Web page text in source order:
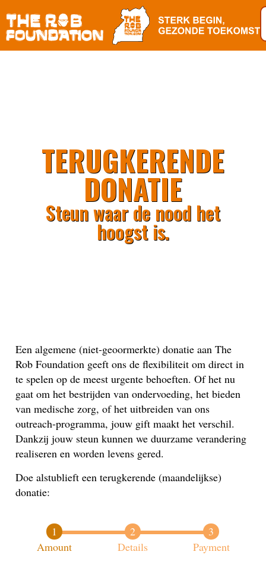
TERUGKERENDE
DONATIE
Steun waar de nood het
hoogst is.
Een algemene (niet-geoormerkte) donatie aan The
Rob Foundation geeft ons de flexibiliteit om direct in
te spelen op de meest urgente behoeften. Of het nu
gaat om het bestrijden van ondervoeding, het bieden
van medische zorg, of het uitbreiden van ons
outreach-programma, jouw gift maakt het verschil.
Dankzij jouw steun kunnen we duurzame verandering
realiseren en worden levens gered.
Doe alstublieft een terugkerende (maandelijkse)
donatie:
Amount Details Payment